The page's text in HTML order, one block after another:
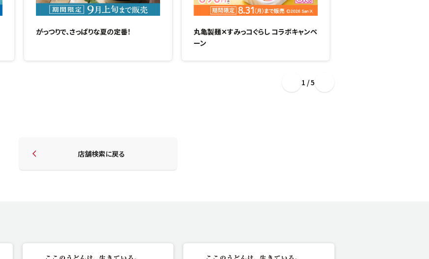
がっつりで、さっぱりな夏の定番！
丸亀製麺✕すみっコぐらし コラボキャンペ
ーン
1 / 5
店舗検索に戻る